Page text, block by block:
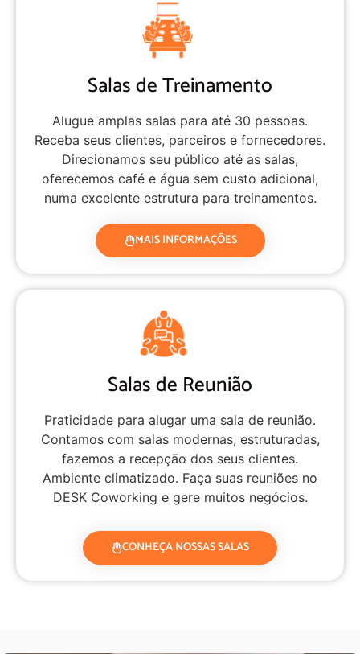
Salas de Treinamento
Alugue amplas salas para até 30 pessoas.
Receba seus clientes, parceiros e fornecedores.
Direcionamos seu público até as salas,
oferecemos café e água sem custo adicional,
numa excelente estrutura para treinamentos.
MAIS INFORMAÇÕES
Salas de Reunião
Praticidade para alugar uma sala de reunião.
Contamos com salas modernas, estruturadas,
fazemos a recepção dos seus clientes.
Ambiente climatizado. Faça suas reuniões no
DESK Coworking e gere muitos negócios.
CONHEÇA NOSSAS SALAS